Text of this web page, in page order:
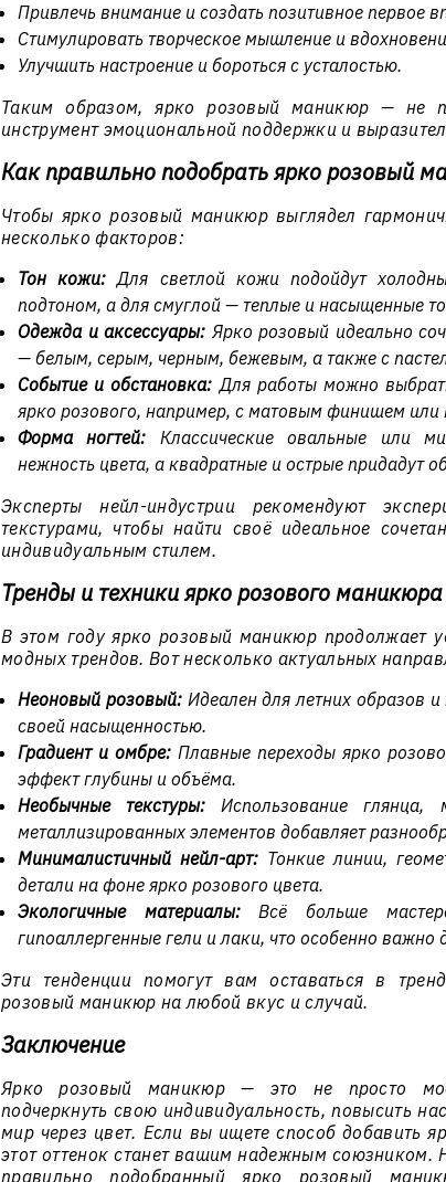
Привлечь внимание и создать позитивное первое
Стимулировать творческое мышление и
Улучшить настроение и бороться с усталостью.
Таким образом, ярко розовый маникюр — не
инструмент эмоциональной поддержки и
Как правильно подобрать ярко розовый
Чтобы ярко розовый маникюр выглядел
несколько факторов:
Тон кожи: Для светлой кожи подойдут
подтоном, а для смуглой — теплые и насыщенные
Одежда и аксессуары: Ярко розовый идеально
— белым, серым, черным, бежевым, а также с
Событие и обстановка: Для работы можно
ярко розового, например, с матовым финишем
Форма ногтей: Классические овальные или
нежность цвета, а квадратные и острые придадут
Эксперты нейл-индустрии рекомендуют
текстурами, чтобы найти своё идеальное
индивидуальным стилем.
Тренды и техники ярко розового
В этом году ярко розовый маникюр продолжает
модных трендов. Вот несколько актуальных
Неоновый розовый:Идеален для летних образов
своей насыщенностью.
Градиент и омбре: Плавные переходы ярко
эффект глубины и объёма.
Необычные текстуры: Использование глянца,
металлизированных элементов добавляет
Минималистичный нейл-арт: Тонкие линии,
детали на фоне ярко розового цвета.
Экологичные материалы:Всё больше
гипоаллергенные гели и лаки, что особенно важно
Эти тенденции помогут вам оставаться в
розовый маникюр на любой вкус и случай.
Заключение
Ярко розовый маникюр — это не просто
подчеркнуть свою индивидуальность, повысить
мир через цвет. Если вы ищете способ добавить
этот оттенок станет вашим надежным союзником.
правильно подобранный ярко розовый